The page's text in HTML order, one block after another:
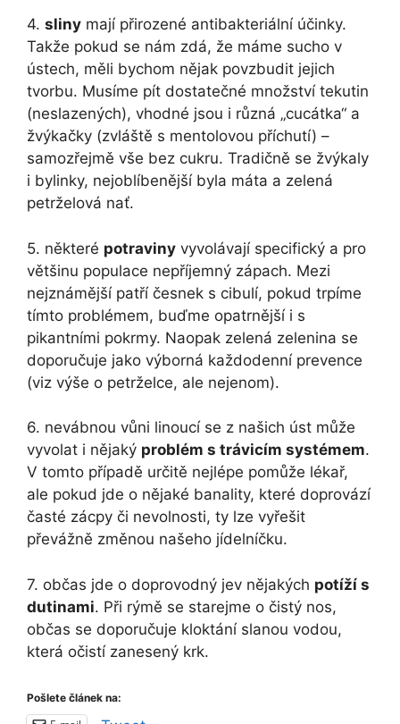
4. sliny mají přirozené antibakteriální účinky.
Takže pokud se nám zdá, že máme sucho v
ústech, měli bychom nějak povzbudit jejich
tvorbu. Musíme pít dostatečné množství tekutin
(neslazených), vhodné jsou i různá „cucátka“ a
žvýkačky (zvláště s mentolovou příchutí) –
samozřejmě vše bez cukru. Tradičně se žvýkaly
i bylinky, nejoblíbenější byla máta a zelená
petrželová nať.
5. některé potraviny vyvolávají specifický a pro
většinu populace nepříjemný zápach. Mezi
nejznámější patří česnek s cibulí, pokud trpíme
tímto problémem, buďme opatrnější i s
pikantními pokrmy. Naopak zelená zelenina se
doporučuje jako výborná každodenní prevence
(viz výše o petrželce, ale nejenom).
6. nevábnou vůni linoucí se z našich úst může
vyvolat i nějaký problém s trávicím systémem.
V tomto případě určitě nejlépe pomůže lékař,
ale pokud jde o nějaké banality, které doprovází
časté zácpy či nevolnosti, ty lze vyřešit
převážně změnou našeho jídelníčku.
7. občas jde o doprovodný jev nějakých potíží s
dutinami. Při rýmě se starejme o čistý nos,
občas se doporučuje kloktání slanou vodou,
která očistí zanesený krk.
Pošlete článek na: